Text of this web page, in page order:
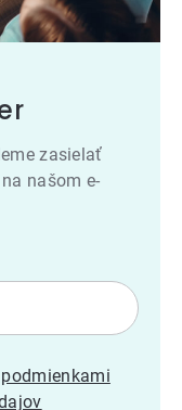
zasielať
našom e-
podmienkami